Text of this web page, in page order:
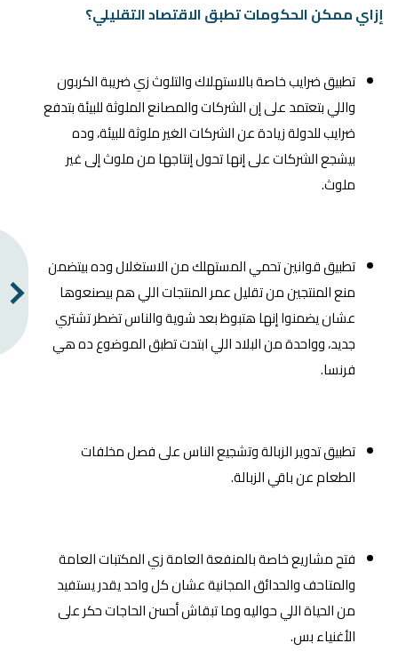
إزاي ممكن الحكومات تطبق الاقتصاد التقليلي؟
تطبيق ضرايب خاصة بالاستهلاك والتلوث زي ضريبة الكربون
واللي بتعتمد على إن الشركات والمصانع الملوثة للبيئة بتدفع
ضرايب للدولة زيادة عن الشركات الغير ملوثة للبيئة، وده
بيشجع الشركات على إنها تحول إنتاجها من ملوث إلى غير
ملوث.
تطبيق قوانين تحمي المستهلك من الاستغلال وده بيتضمن
منع المنتجين من تقليل عمر المنتجات اللي هم بيصنعوها
عشان يضمنوا إنها هتبوظ بعد شوية والناس تضطر تشتري
جديد، وواحدة من البلاد اللي ابتدت تطبق الموضوع ده هي
فرنسا.
تطبيق تدوير الزبالة وتشجيع الناس على فصل مخلفات
الطعام عن باقي الزبالة.
فتح مشاريع خاصة بالمنفعة العامة زي المكتبات العامة
والمتاحف والحدائق المجانية عشان كل واحد يقدر يستفيد
من الحياة اللي حواليه وما تبقاش أحسن الحاجات حكر على
الأغنياء بس.